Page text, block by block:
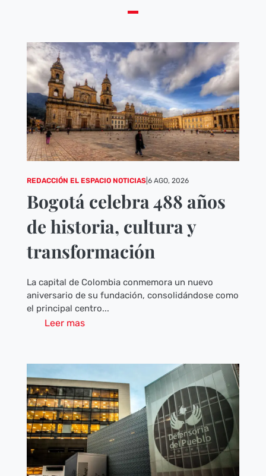
REDACCIÓN EL ESPACIO NOTICIAS| 6 AGO, 2026
Bogotá celebra 488 años
de historia, cultura y
transformación
La capital de Colombia conmemora un nuevo
aniversario de su fundación, consolidándose como
el principal centro...
Leer mas